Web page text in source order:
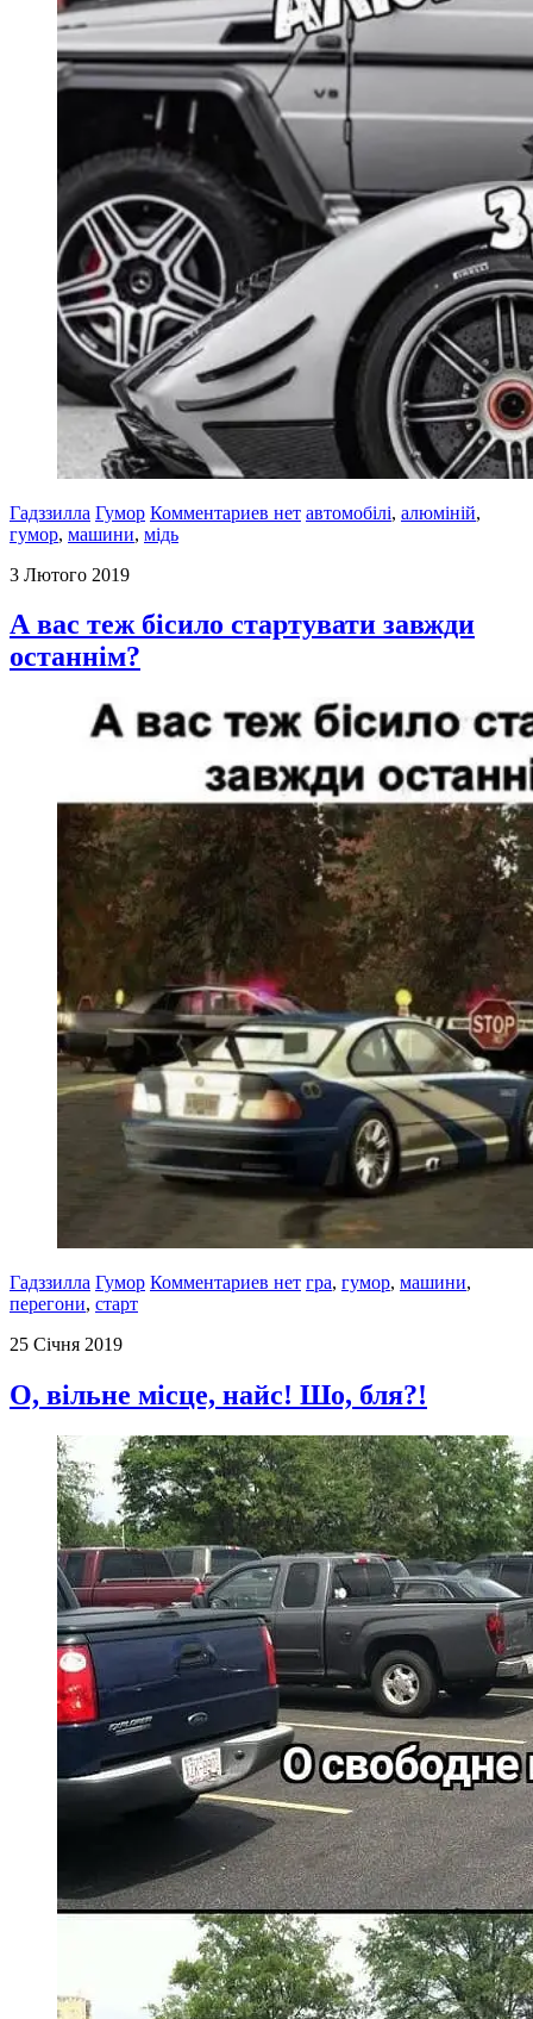
Гадззилла Гумор Комментариев нет автомобілі, алюміній,
гумор, машини, мідь
3 Лютого 2019
А вас теж бісило стартувати завжди
останнім?
Гадззилла Гумор Комментариев нет гра, гумор, машини,
перегони, старт
25 Січня 2019
О, вільне місце, найс! Шо, бля?!